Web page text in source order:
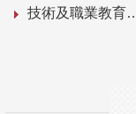
技術及職業教育